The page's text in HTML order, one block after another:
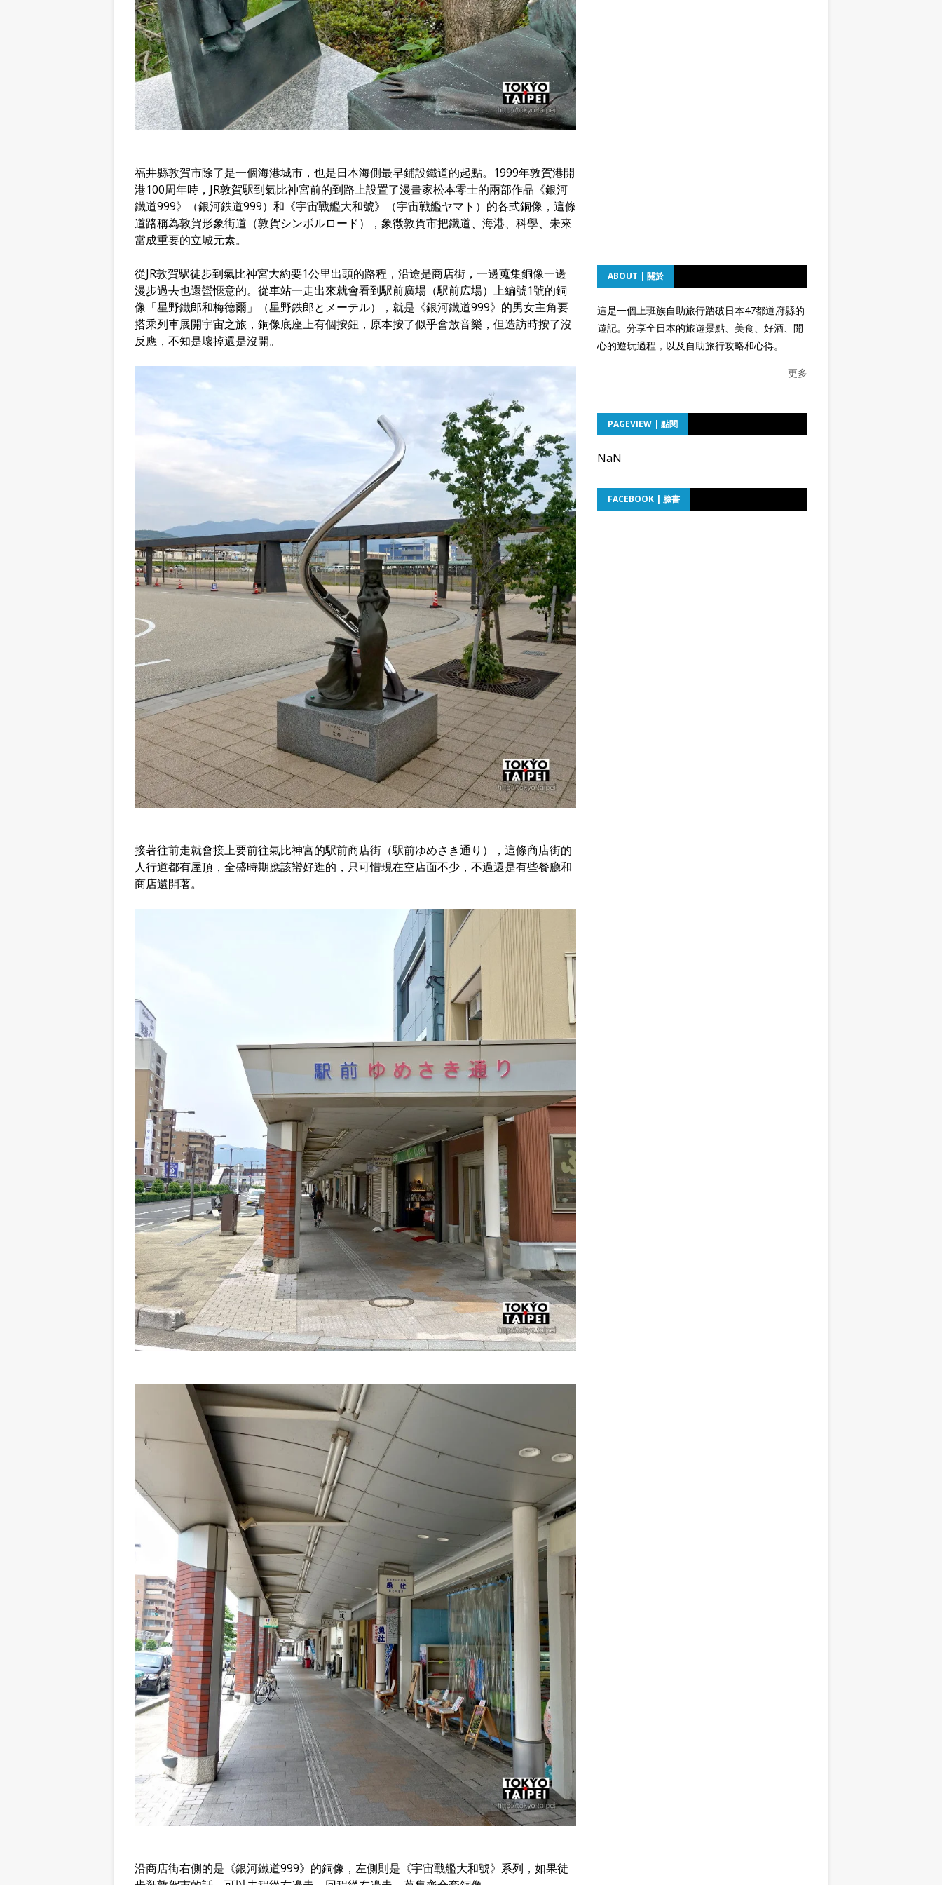
福井縣敦賀市除了是一個海港城市，也是日本海側最早鋪設鐵道的起點。1999年敦賀港開
港100周年時，JR敦賀駅到氣比神宮前的到路上設置了漫畫家松本零士的兩部作品《銀河
鐵道999》（銀河鉄道999）和《宇宙戰艦大和號》（宇宙戦艦ヤマト）的各式銅像，這條
道路稱為敦賀形象街道（敦賀シンボルロード），象徵敦賀市把鐵道、海港、科學、未來
當成重要的立城元素。
從JR敦賀駅徒步到氣比神宮大約要1公里出頭的路程，沿途是商店街，一邊蒐集銅像一邊
漫步過去也還蠻愜意的。從車站一走出來就會看到駅前廣場（駅前広場）上編號1號的銅
像「星野鐵郎和梅德爾」（星野鉄郎とメーテル），就是《銀河鐵道999》的男女主角要
搭乘列車展開宇宙之旅，銅像底座上有個按鈕，原本按了似乎會放音樂，但造訪時按了沒
反應，不知是壞掉還是沒開。
接著往前走就會接上要前往氣比神宮的駅前商店街（駅前ゆめさき通り），這條商店街的
人行道都有屋頂，全盛時期應該蠻好逛的，只可惜現在空店面不少，不過還是有些餐廳和
商店還開著。
沿商店街右側的是《銀河鐵道999》的銅像，左側則是《宇宙戰艦大和號》系列，如果徒
ABOUT | 關於
這是一個上班族自助旅行踏破日本47都道府縣的
遊記。分享全日本的旅遊景點、美食、好酒、開
心的遊玩過程，以及自助旅行攻略和心得。
更多
PAGEVIEW | 點閱
NaN
FACEBOOK | 臉書